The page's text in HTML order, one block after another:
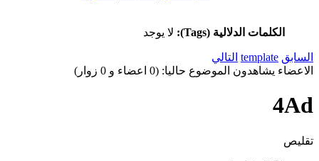
الكلمات الدلالية (Tags): لا يوجد
السابق template التالي
الاعضاء يشاهدون الموضوع حاليا: (0 اعضاء و 0 زوار)
4Ad
تقليص